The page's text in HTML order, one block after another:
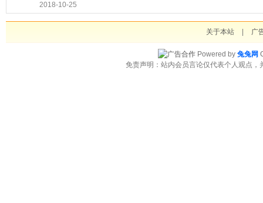
2018-10-25
关于本站 广
Powered by 兔兔网
免责声明：站内会员言论仅代表个人观点